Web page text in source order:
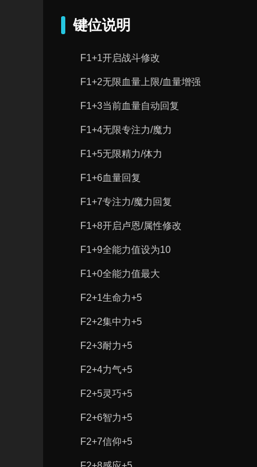
键位说明
F1+1开启战斗修改
F1+2无限血量上限/血量增强
F1+3当前血量自动回复
F1+4无限专注力/魔力
F1+5无限精力/体力
F1+6血量回复
F1+7专注力/魔力回复
F1+8开启卢恩/属性修改
F1+9全能力值设为10
F1+0全能力值最大
F2+1生命力+5
F2+2集中力+5
F2+3耐力+5
F2+4力气+5
F2+5灵巧+5
F2+6智力+5
F2+7信仰+5